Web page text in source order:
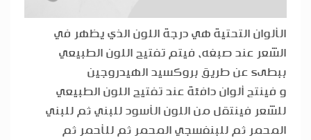
الألوان التحتية هي درجة اللون الذي يظهر في
الشعر عند صبغه، فيتم تفتيح اللون الطبيعي
ببطىء عن طريق بروكسيد الهيدروجين
و فينتج ألوان دافئة عند تفتيح اللون الطبيعي
للشعر فينتقل من اللون الأسود للبني ثم للبني
المحمر ثم للبنفسجي المحمر ثم للأحمر ثم